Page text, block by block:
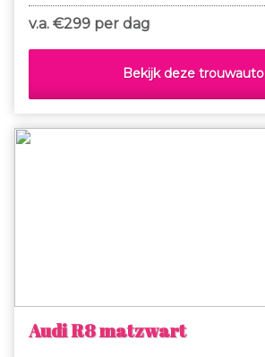
v.a. €299 per dag
Bekijk deze trouwauto
Audi R8 matzwart